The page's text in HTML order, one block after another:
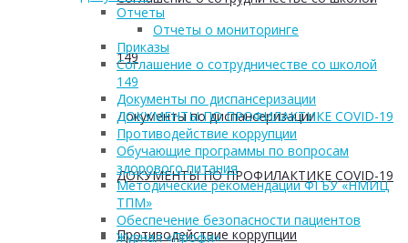
149
Документы по диспансеризации
ДОКУМЕНТЫ ПО ПРОФИЛАКТИКЕ COVID-19
Противодействие коррупции
Отчеты
Отчеты о мониторинге
Приказы
Соглашение о сотрудничестве со школой
149
Документы по диспансеризации
ДОКУМЕНТЫ ПО ПРОФИЛАКТИКЕ COVID-19
Противодействие коррупции
Обучающие программы по вопросам
здорового питания
Методические рекомендации ФГБУ «НМИЦ
ТПМ»
Обеспечение безопасности пациентов
Журнал «Профи»